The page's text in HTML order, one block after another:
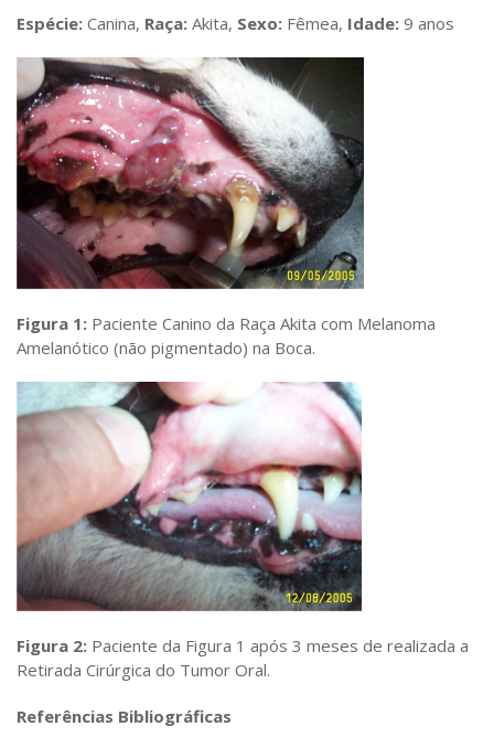
Espécie: Canina, Raça: Akita, Sexo: Fêmea, Idade: 9 anos
Figura 1: Paciente Canino da Raça Akita com Melanoma
Amelanótico (não pigmentado) na Boca.
Figura 2: Paciente da Figura 1 após 3 meses de realizada a
Retirada Cirúrgica do Tumor Oral.
Referências Bibliográficas